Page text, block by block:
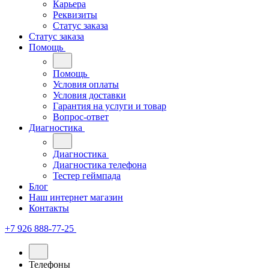
Карьера
Реквизиты
Статус заказа
Статус заказа
Помощь
Помощь
Условия оплаты
Условия доставки
Гарантия на услуги и товар
Вопрос-ответ
Диагностика
Диагностика
Диагностика телефона
Тестер геймпада
Блог
Наш интернет магазин
Контакты
+7 926 888-77-25
Телефоны